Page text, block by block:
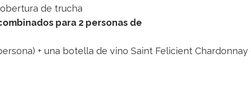
de trucha
combinados para 2 personas de
+ una botella de vino Saint Felicient Chardonnay